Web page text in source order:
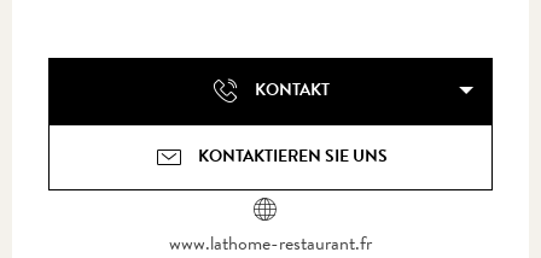
KONTAKT
KONTAKTIEREN SIE UNS
www.lathome-restaurant.fr